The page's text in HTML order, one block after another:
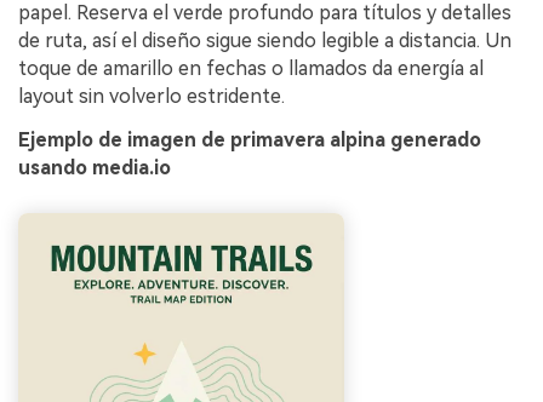
papel. Reserva el verde profundo para títulos y detalles
de ruta, así el diseño sigue siendo legible a distancia. Un
toque de amarillo en fechas o llamados da energía al
layout sin volverlo estridente.
Ejemplo de imagen de primavera alpina generado
usando media.io